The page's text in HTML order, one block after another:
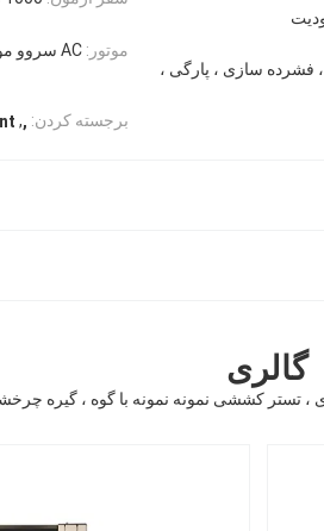
موتور: AC سروو موتور
سازی ، پارگی ،
برجسته کردن: ,
,
گالری
تستر کششی نمونه نمونه با گوه ، گیره